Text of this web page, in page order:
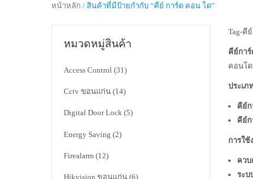
หน้าหลัก / สินค้าที่มีป้ายกำกับ “คีย์ การ์ด คอน โด”
หมวดหมู่สินค้า
Access Control (31)
Cctv ขอนแก่น (14)
Digital Door Lock (5)
Energy Saving (2)
Firealarm (12)
Hikvision ขอนแก่น (6)
Tag-คี
คีย์กา
คอนโ
ประเภ
คีย์ก
คีย์ก
การใ
ควบ
ระบ